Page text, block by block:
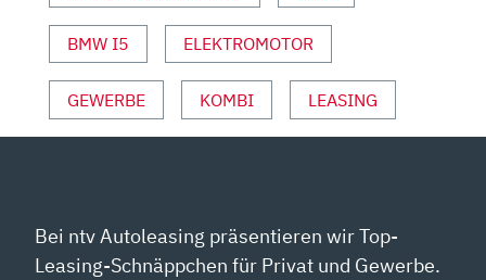
VORSTELLUNG
MIT
PREISS“
VON
BMW I5 ELEKTROMOTOR
GEWERBE KOMBI LEASING
Bei ntv Autoleasing präsentieren wir Top-
Leasing-Schnäppchen für Privat und Gewerbe.